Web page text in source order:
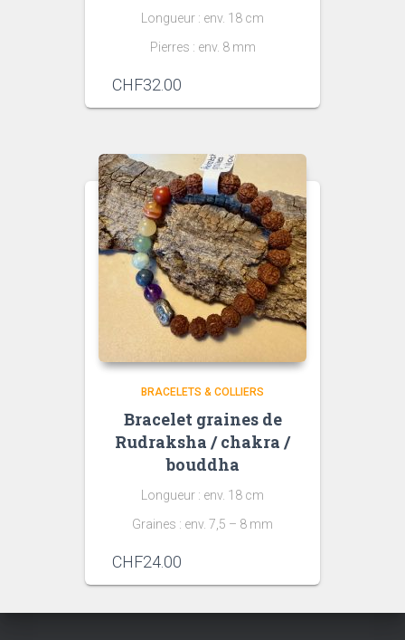
Longueur : env. 18 cm
Pierres : env. 8 mm
CHF32.00
BRACELETS & COLLIERS
Bracelet graines de
Rudraksha / chakra /
bouddha
Longueur : env. 18 cm
Graines : env. 7,5 – 8 mm
CHF24.00